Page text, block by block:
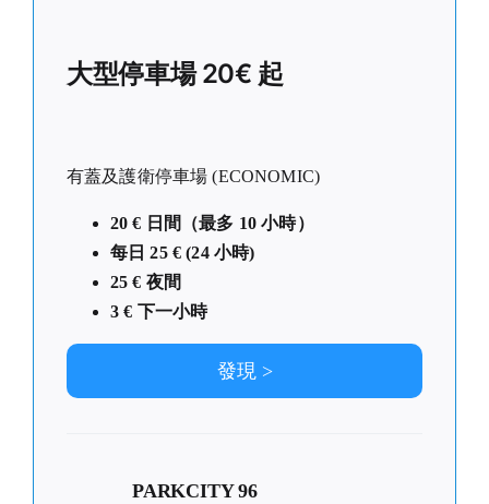
大型停車場 20€ 起
有蓋及護衛停車場 (ECONOMIC)
20 € 日間（最多 10 小時）
每日 25 € (24 小時)
25 € 夜間
3 € 下一小時
發現 >
PARKCITY 96